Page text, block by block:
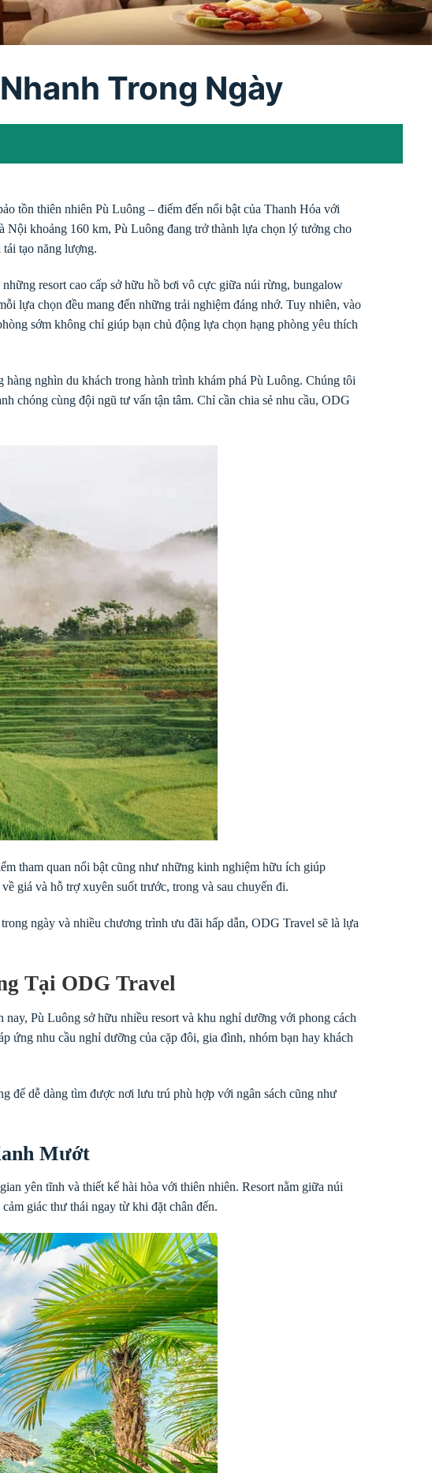
Trong Ngày
tồn thiên nhiên Pù Luông – điểm đến nổi bật của Thanh Hóa với
Nội khoảng 160 km, Pù Luông đang trở thành lựa chọn lý tưởng cho
tạo năng lượng.
resort cao cấp sở hữu hồ bơi vô cực giữa núi rừng, bungalow
lựa chọn đều mang đến những trải nghiệm đáng nhớ. Tuy nhiên, vào
sớm không chỉ giúp bạn chủ động lựa chọn hạng phòng yêu thích
hàng nghìn du khách trong hành trình khám phá Pù Luông. Chúng tôi
chóng cùng đội ngũ tư vấn tận tâm. Chỉ cần chia sẻ nhu cầu, ODG
tham quan nổi bật cũng như những kinh nghiệm hữu ích giúp
giá và hỗ trợ xuyên suốt trước, trong và sau chuyến đi.
ngày và nhiều chương trình ưu đãi hấp dẫn, ODG Travel sẽ là lựa
Tại ODG Travel
Pù Luông sở hữu nhiều resort và khu nghỉ dưỡng với phong cách
ứng nhu cầu nghỉ dưỡng của cặp đôi, gia đình, nhóm bạn hay khách
để dễ dàng tìm được nơi lưu trú phù hợp với ngân sách cũng như
Mướt
yên tĩnh và thiết kế hài hòa với thiên nhiên. Resort nằm giữa núi
giác thư thái ngay từ khi đặt chân đến.